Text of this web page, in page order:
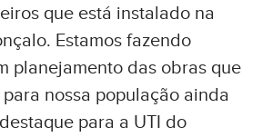
que está instalado na
Estamos fazendo
planejamento das obras que
nossa população ainda
para a UTI do